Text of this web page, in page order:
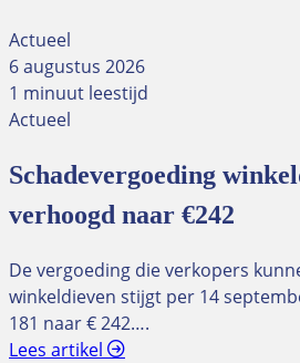
Actueel
6 augustus 2026
1 minuut leestijd
Actueel
Schadevergoeding
verhoogd naar €242
De vergoeding die verkopers
winkeldieven stijgt per 14
181 naar € 242….
Lees artikel